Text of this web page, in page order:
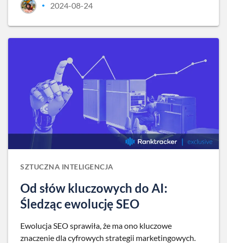
• 2024-08-24
SZTUCZNA INTELIGENCJA
Od słów kluczowych do AI:
Śledząc ewolucję SEO
Ewolucja SEO sprawiła, że ma ono kluczowe
znaczenie dla cyfrowych strategii marketingowych.